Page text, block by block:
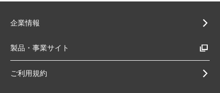
企業情報
製品・事業サイト
ご利用規約